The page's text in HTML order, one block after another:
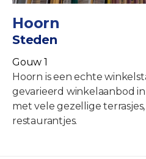
Hoorn
Steden
Gouw 1
Hoorn is een echte
gevarieerd winkelaanbod
met vele gezellige
restaurantjes.